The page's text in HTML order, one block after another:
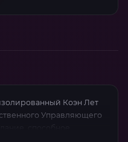
Коэн Лет
Управляющего